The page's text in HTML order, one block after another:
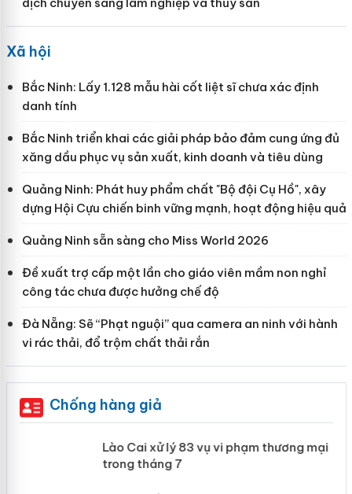
Xã hội
Bắc Ninh: Lấy 1.128 mẫu hài cốt liệt sĩ chưa xác định
danh tính
Bắc Ninh triển khai các giải pháp bảo đảm cung ứng đủ
xăng dầu phục vụ sản xuất, kinh doanh và tiêu dùng
Quảng Ninh: Phát huy phẩm chất "Bộ đội Cụ Hồ", xây
dựng Hội Cựu chiến binh vững mạnh, hoạt động hiệu quả
Quảng Ninh sẵn sàng cho Miss World 2026
Đề xuất trợ cấp một lần cho giáo viên mầm non nghỉ
công tác chưa được hưởng chế độ
Đà Nẵng: Sẽ “Phạt nguội” qua camera an ninh với hành
vi rác thải, đổ trộm chất thải rắn
Chống hàng giả
Lào Cai xử lý 83 vụ vi phạm thương
mại trong tháng 7